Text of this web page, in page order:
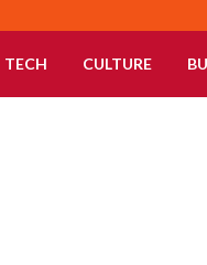
TECH CULTURE